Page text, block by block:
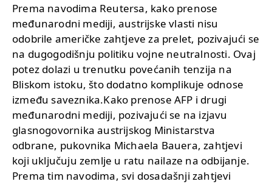
Prema navodima Reutersa, kako prenose
međunarodni mediji, austrijske vlasti nisu
odobrile američke zahtjeve za prelet, pozivajući se
na dugogodišnju politiku vojne neutralnosti. Ovaj
potez dolazi u trenutku povećanih tenzija na
Bliskom istoku, što dodatno komplikuje odnose
između saveznika.Kako prenose AFP i drugi
međunarodni mediji, pozivajući se na izjavu
glasnogovornika austrijskog Ministarstva
odbrane, pukovnika Michaela Bauera, zahtjevi
koji uključuju zemlje u ratu nailaze na odbijanje.
Prema tim navodima, svi dosadašnji zahtjevi